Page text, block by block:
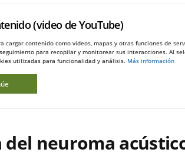
(video de YouTube)
cargar contenido como videos, mapas y otras funciones de
para recopilar y monitorear sus interacciones. Al
utilizadas para funcionalidad y análisis. Más información
del neuroma